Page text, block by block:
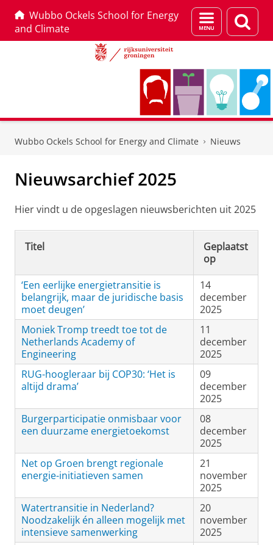
Wubbo Ockels School for Energy
and Climate
Menu
en
Wubbo Ockels School for Energy and Climate Nieuws
Nieuwsarchief 2025
Hier vindt u de opgeslagen nieuwsberichten uit 2025
Titel
Geplaatst
op
‘Een eerlijke energietransitie is
belangrijk, maar de juridische basis
moet deugen’
14
december
2025
Moniek Tromp treedt toe tot de
Netherlands Academy of
Engineering
11
december
2025
RUG-hoogleraar bij COP30: ‘Het is
altijd drama’
09
december
2025
Burgerparticipatie onmisbaar voor
een duurzame energietoekomst
08
december
2025
Net op Groen brengt regionale
energie-initiatieven samen
21
november
2025
Watertransitie in Nederland?
Noodzakelijk én alleen mogelijk met
intensieve samenwerking
20
november
2025